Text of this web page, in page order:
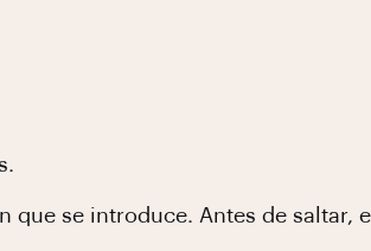
que se introduce. Antes de saltar,